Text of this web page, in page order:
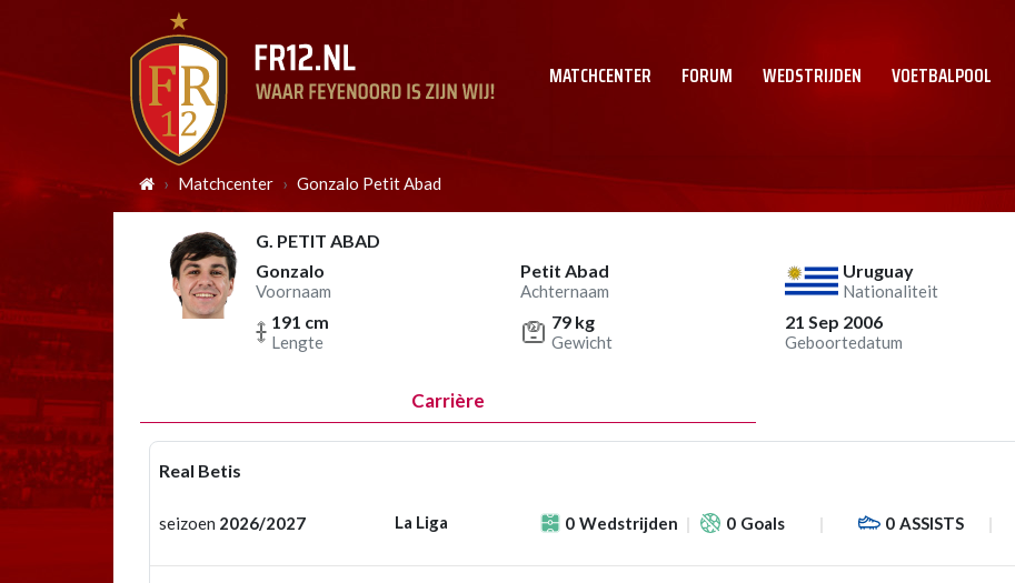
MATCHCENTER FORUM WEDSTRIJDEN VOETBALPOOL
Matchcenter Gonzalo Petit Abad
G. PETIT ABAD
Gonzalo
Voornaam
Petit Abad
Achternaam
Uruguay
Nationaliteit
191 cm
Lengte
79 kg
Gewicht
21 Sep 2006
Geboortedatum
Carrière
Real Betis
seizoen 2026/2027 La Liga 0 Wedstrijden 0 Goals 0 ASSISTS